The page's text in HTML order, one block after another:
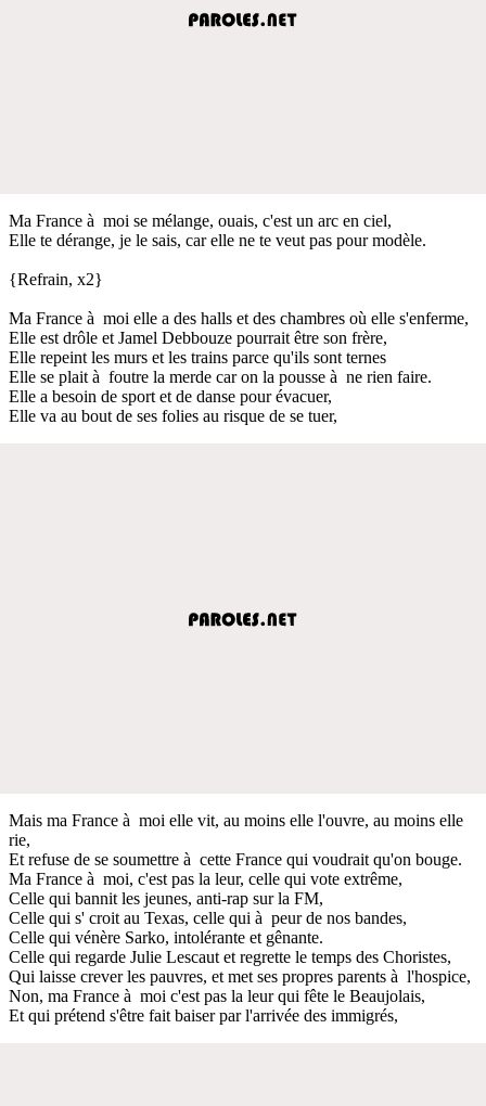
Ma France à moi se mélange, ouais, c'est un arc en ciel,
Elle te dérange, je le sais, car elle ne te veut pas pour modèle.
{Refrain, x2}
Ma France à moi elle a des halls et des chambres où elle s'enferme,
Elle est drôle et Jamel Debbouze pourrait être son frère,
Elle repeint les murs et les trains parce qu'ils sont ternes
Elle se plait à foutre la merde car on la pousse à ne rien faire.
Elle a besoin de sport et de danse pour évacuer,
Elle va au bout de ses folies au risque de se tuer,
Mais ma France à moi elle vit, au moins elle l'ouvre, au moins elle
rie,
Et refuse de se soumettre à cette France qui voudrait qu'on bouge.
Ma France à moi, c'est pas la leur, celle qui vote extrême,
Celle qui bannit les jeunes, anti-rap sur la FM,
Celle qui s' croit au Texas, celle qui à peur de nos bandes,
Celle qui vénère Sarko, intolérante et gênante.
Celle qui regarde Julie Lescaut et regrette le temps des Choristes,
Qui laisse crever les pauvres, et met ses propres parents à l'hospice,
Non, ma France à moi c'est pas la leur qui fête le Beaujolais,
Et qui prétend s'être fait baiser par l'arrivée des immigrés,